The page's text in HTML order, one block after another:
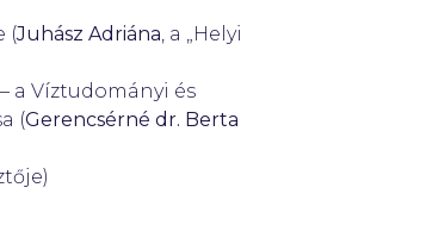
(Juhász Adriána, a „Helyi
a Víztudományi és
(Gerencsérné dr. Berta